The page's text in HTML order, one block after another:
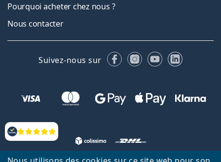
Évaluation
Pourquoi acheter chez nous ?
Nous contacter
Suivez-nous sur FacebookInstagram
YouTubeLinkedIn